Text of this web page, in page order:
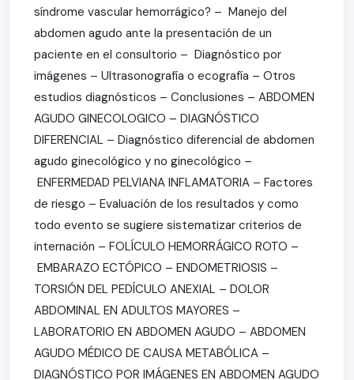
síndrome vascular hemorrágico? – Manejo del
abdomen agudo ante la presentación de un
paciente en el consultorio – Diagnóstico por
imágenes – Ultrasonografía o ecografía – Otros
estudios diagnósticos – Conclusiones – ABDOMEN
AGUDO GINECOLOGICO – DIAGNÓSTICO
DIFERENCIAL – Diagnóstico diferencial de abdomen
agudo ginecológico y no ginecológico –
ENFERMEDAD PELVIANA INFLAMATORIA – Factores
de riesgo – Evaluación de los resultados y como
todo evento se sugiere sistematizar criterios de
internación – FOLÍCULO HEMORRÁGICO ROTO –
EMBARAZO ECTÓPICO – ENDOMETRIOSIS –
TORSIÓN DEL PEDÍCULO ANEXIAL – DOLOR
ABDOMINAL EN ADULTOS MAYORES –
LABORATORIO EN ABDOMEN AGUDO – ABDOMEN
AGUDO MÉDICO DE CAUSA METABÓLICA –
DIAGNÓSTICO POR IMÁGENES EN ABDOMEN AGUDO